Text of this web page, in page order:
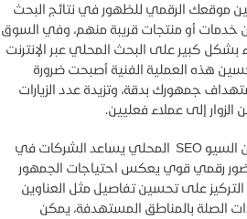
موقعك الرقمي للظهور في نتائج البحث
خدمات أو منتجات قريبة منهم، وفي السوق
كبير على البحث المحلي عبر الإنترنت
هذه العملية الفنية أصبحت ضرورة
جمهورك بدقة، وتزيدة عدد الزيارات
إلى عملاء فعليين.
وبالإضافة إلى ذلك، فإن تحسين السيو SEO المحلي يساعد الشركات في
رقمي قوي يعكس احتياجات الجمهور
على تحسين تفاصيل مثل العناوين
الصلة بالمناطق المستهدفة، يمكن